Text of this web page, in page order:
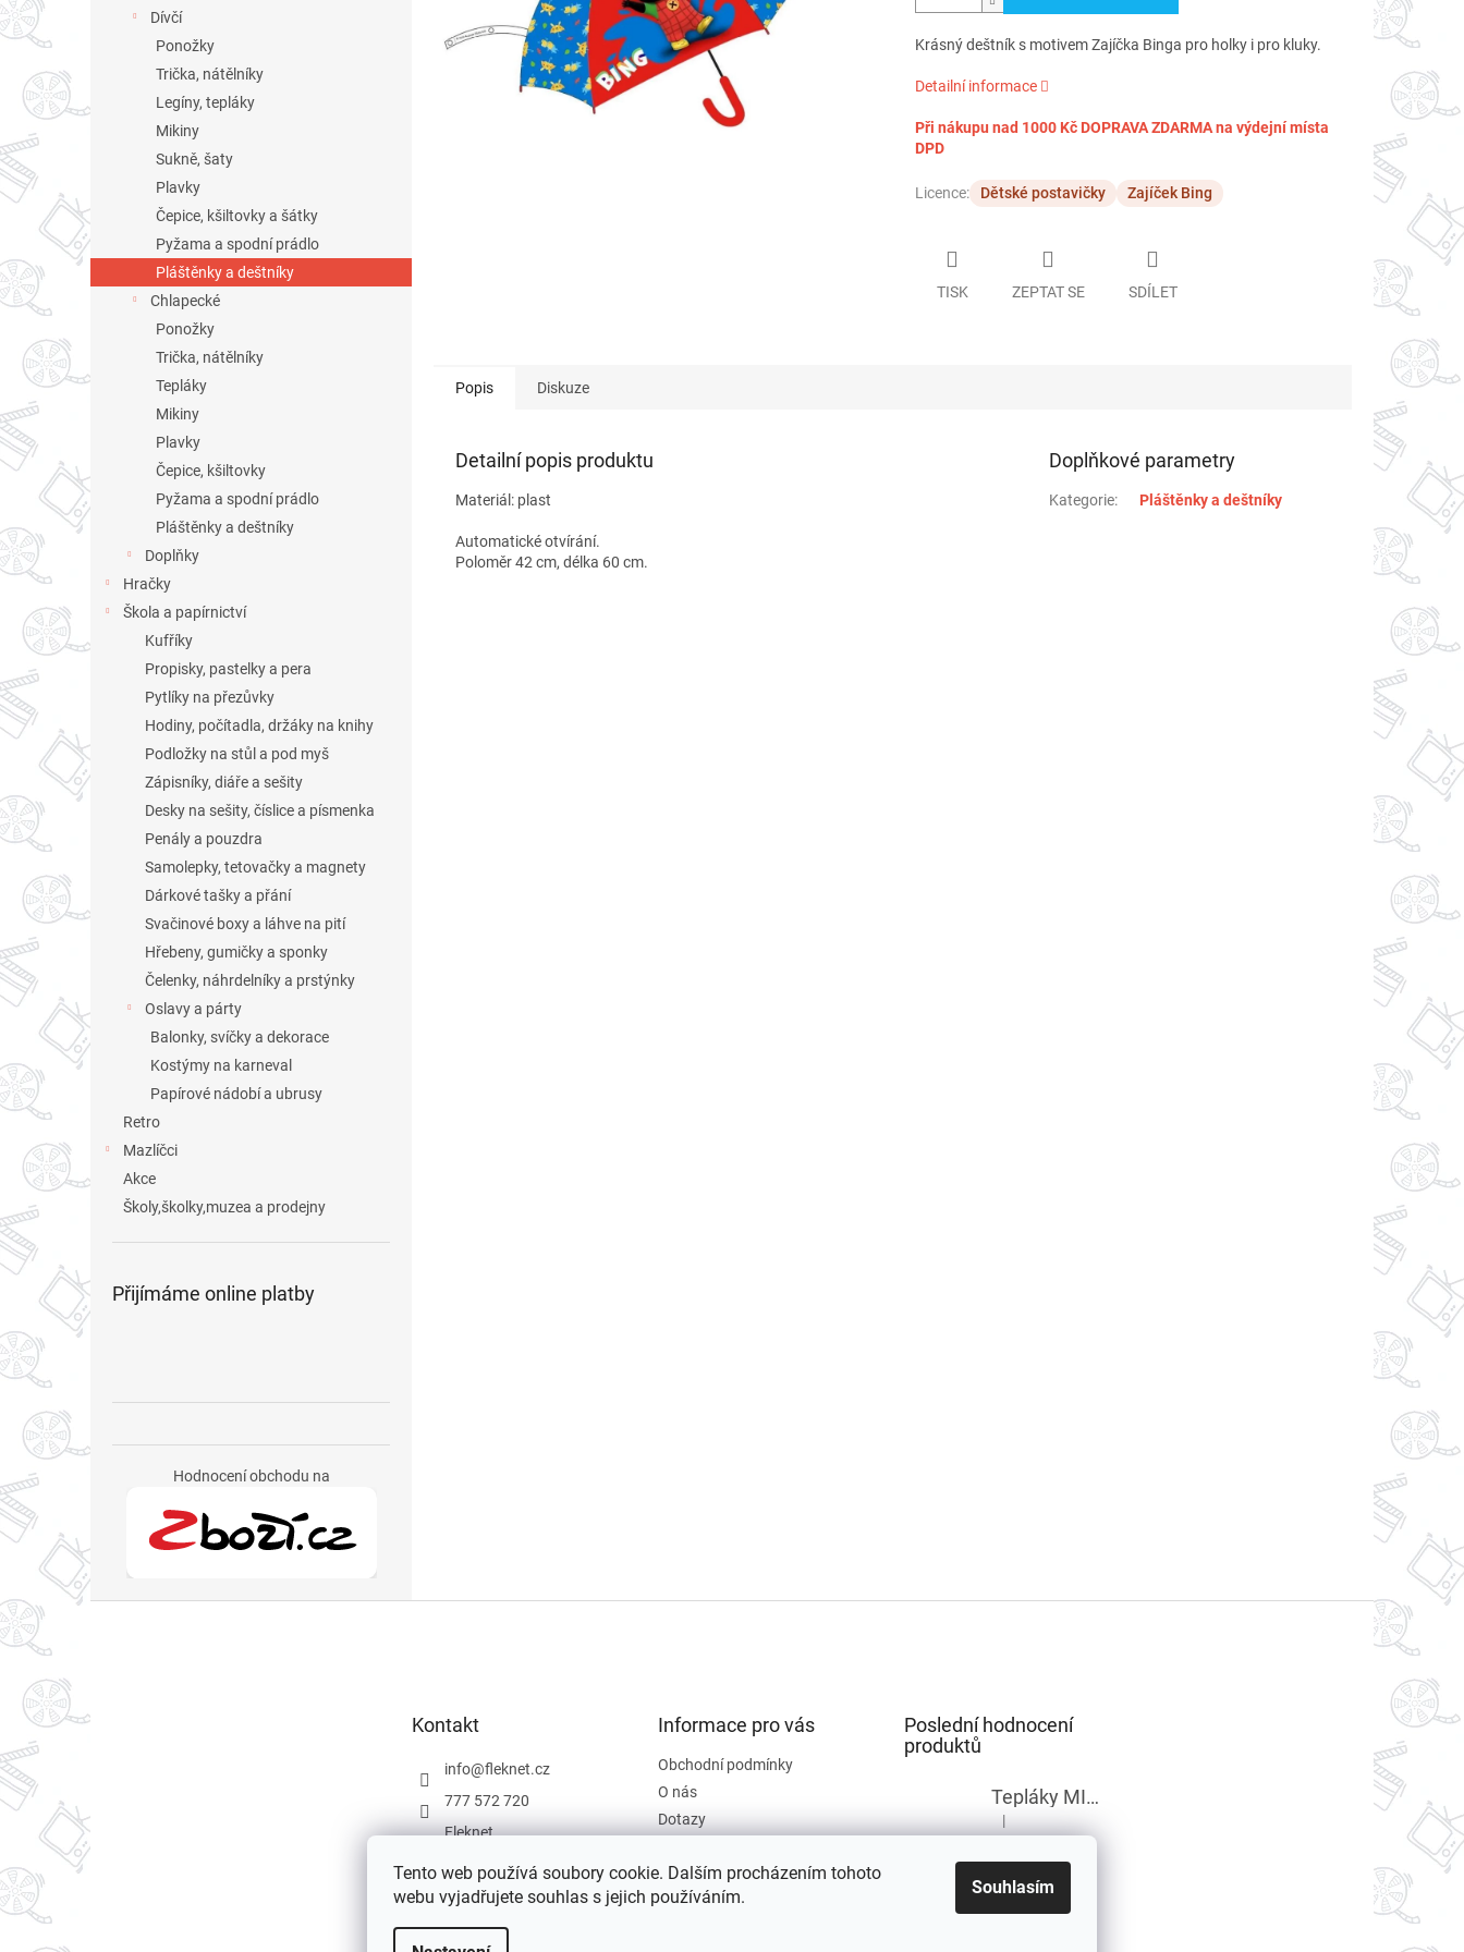
Tento web používá soubory cookie. Dalším procházením tohoto
webu vyjadřujete souhlas s jejich používáním.
Souhlasím
Dívčí
Ponožky
Trička, nátělníky
Legíny, tepláky
Mikiny
Sukně, šaty
Plavky
Čepice, kšiltovky a šátky
Pyžama a spodní prádlo
Pláštěnky a deštníky
Chlapecké
Ponožky
Trička, nátělníky
Tepláky
Mikiny
Plavky
Čepice, kšiltovky
Pyžama a spodní prádlo
Pláštěnky a deštníky
Doplňky
Hračky
Škola a papírnictví
Kufříky
Propisky, pastelky a pera
Pytlíky na přezůvky
Hodiny, počítadla, držáky na knihy
Podložky na stůl a pod myš
Zápisníky, diáře a sešity
Desky na sešity, číslice a písmenka
Penály a pouzdra
Samolepky, tetovačky a magnety
Dárkové tašky a přání
Svačinové boxy a láhve na pití
Hřebeny, gumičky a sponky
Čelenky, náhrdelníky a prstýnky
Oslavy a párty
Balonky, svíčky a dekorace
Kostýmy na karneval
Papírové nádobí a ubrusy
Retro
Mazlíčci
Akce
Školy,školky,muzea a prodejny
Přijímáme online platby
Hodnocení obchodu na
Krásný deštník s motivem Zajíčka Binga pro holky i pro kluky.
Detailní informace
Při nákupu nad 1000 Kč DOPRAVA ZDARMA na výdejní místa
DPD
Licence: Dětské postavičky Zajíček Bing
TISK ZEPTAT SE SDÍLET
Popis Diskuze
Detailní popis produktu
Materiál: plast
Automatické otvírání.
Poloměr 42 cm, délka 60 cm.
Doplňkové parametry
Kategorie: Pláštěnky a deštníky
Z
á
Kontakt
info@fleknet.cz
777 572 720
Fleknet
Fleknet
Informace pro vás
Obchodní podmínky
O nás
Dotazy
Hodnocení obchodu
Poslední hodnocení
produktů
Tepláky MINECRAFT chlapecké
Hodnocení produktu je 5 z 5 hvězdiček.
|